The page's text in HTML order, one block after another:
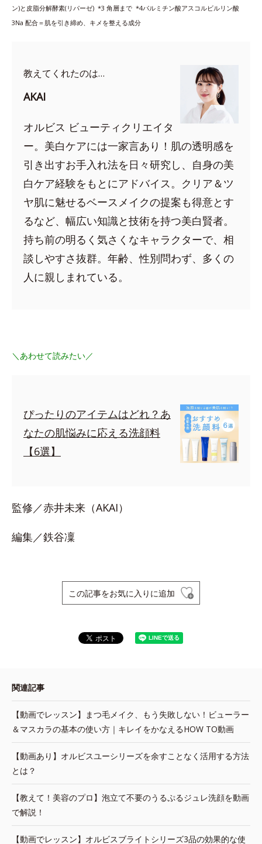
ン)と皮脂分解酵素(リパーゼ) *3 角層まで *4パルミチン酸アスコルビルリン酸
3Na 配合＝肌を引き締め、キメを整える成分
教えてくれたのは…
AKAI
オルビス ビューティクリエイタ
ー。美白ケアには一家言あり！肌の透明感を
引き出すお手入れ法を日々研究し、自身の美
白ケア経験をもとにアドバイス。クリア＆ツ
ヤ肌に魅せるベースメイクの提案も得意とす
るなど、幅広い知識と技術を持つ美白賢者。
持ち前の明るく気さくなキャラクターで、相
談しやすさ抜群。年齢、性別問わず、多くの
人に親しまれている。
＼あわせて読みたい／
ぴったりのアイテムはどれ？あ
なたの肌悩みに応える洗顔料
【6選】
監修／赤井未来（AKAI）
編集／鉄谷凜
この記事をお気に入りに追加
関連記事
【動画でレッスン】まつ毛メイク、もう失敗しない！ビューラー
＆マスカラの基本の使い方｜キレイをかなえるHOW TO動画
【動画あり】オルビスユーシリーズを余すことなく活用する方法
とは？
【教えて！美容のプロ】泡立て不要のうるぷるジュレ洗顔を動画
で解説！
【動画でレッスン】オルビスブライトシリーズ3品の効果的な使